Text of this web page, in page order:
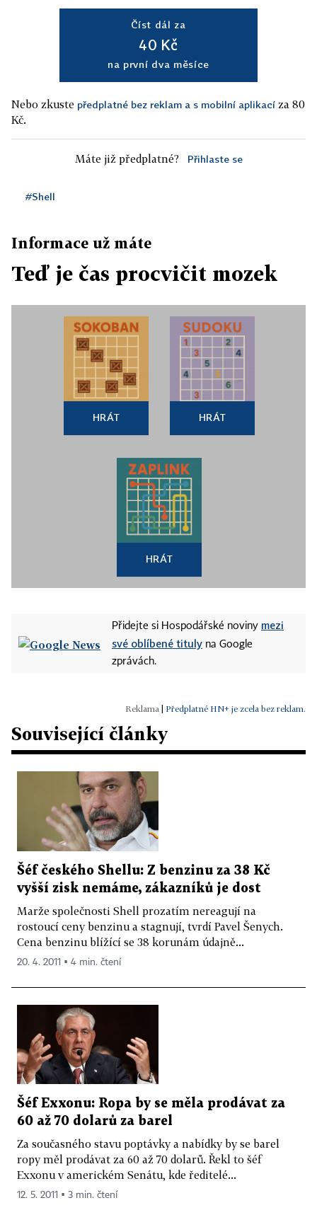
Číst dál za
40 Kč
na první dva měsíce
Nebo zkuste předplatné bez reklam a s mobilní aplikací za 80
Kč.
Máte již předplatné? Přihlaste se
#Shell
Informace už máte
Teď je čas procvičit mozek
HRÁT HRÁT
HRÁT
Přidejte si Hospodářské noviny mezi
své oblíbené tituly na Google
zprávách.
Předplatné HN+ je zcela bez reklam.
Související články
Šéf českého Shellu: Z benzinu za 38 Kč
vyšší zisk nemáme, zákazníků je dost
Marže společnosti Shell prozatím nereagují na
rostoucí ceny benzinu a stagnují, tvrdí Pavel Šenych.
Cena benzinu blížící se 38 korunám údajně...
20. 4. 2011 ▪ 4 min. čtení
Šéf Exxonu: Ropa by se měla prodávat za
60 až 70 dolarů za barel
Za současného stavu poptávky a nabídky by se barel
ropy měl prodávat za 60 až 70 dolarů. Řekl to šéf
Exxonu v americkém Senátu, kde ředitelé...
12. 5. 2011 ▪ 3 min. čtení